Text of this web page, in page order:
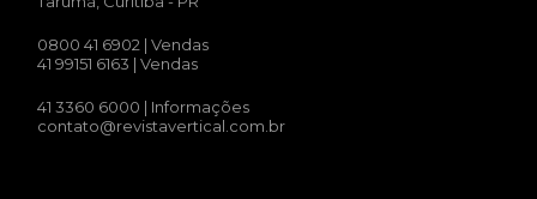
0800 41 6902 | Vendas
41 99151 6163 | Vendas
41 3360 6000 | Informações
contato@revistavertical.com.br